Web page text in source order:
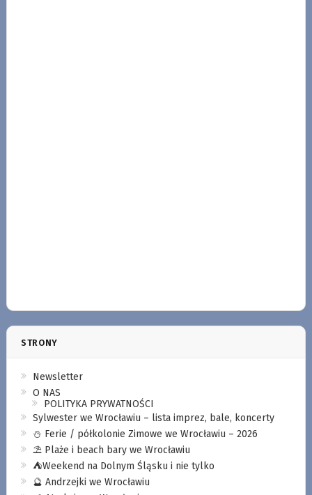
STRONY
Newsletter
O NAS
POLITYKA PRYWATNOŚCI
Sylwester we Wrocławiu – lista imprez, bale, koncerty
⛄️ Ferie / półkolonie Zimowe we Wrocławiu – 2026
⛱️ Plaże i beach bary we Wrocławiu
⛺️Weekend na Dolnym Śląsku i nie tylko
🔮 Andrzejki we Wrocławiu